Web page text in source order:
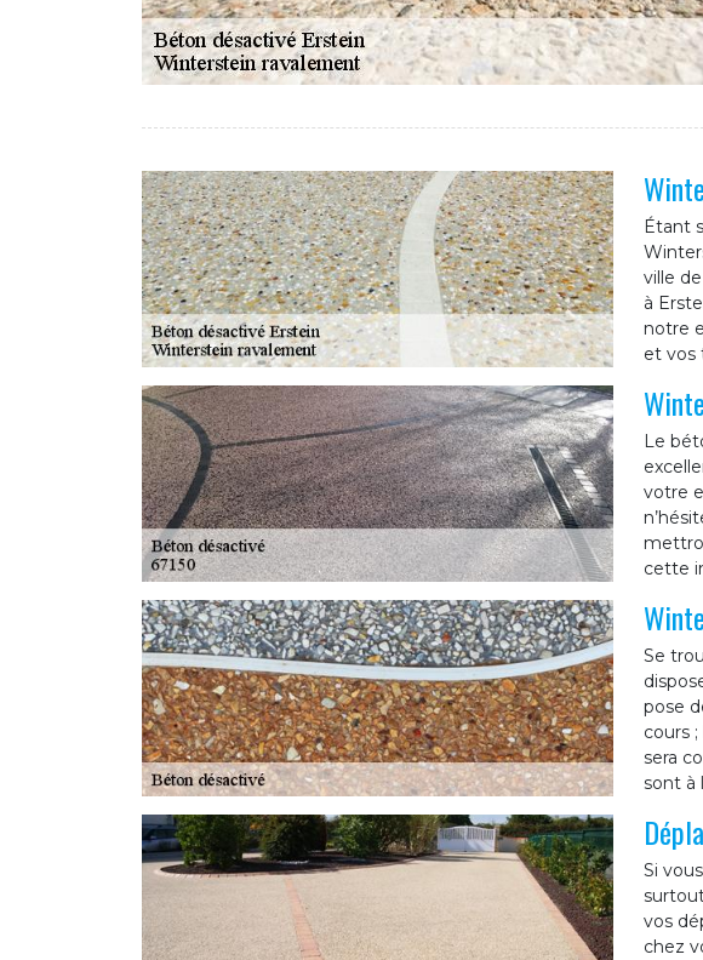
Étant
ville
à
notre
et vos
Le
votre
cette
Se
pose
cours
sera
sont à
Si
vos
chez